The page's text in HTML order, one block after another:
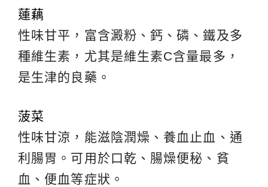
蓮藕
性味甘平，富含澱粉、鈣、磷、鐵及多
種維生素，尤其是維生素C含量最多，
是生津的良藥。
菠菜
性味甘涼，能滋陰潤燥、養血止血、通
利腸胃。可用於口乾、腸燥便秘、貧
血、便血等症狀。